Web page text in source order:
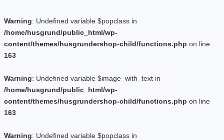
Warning: Undefined variable $popclass in
/home/husgrund/public_html/wp-
content/themes/husgrundershop-child/functions.php on line
163
Warning: Undefined variable $image_with_text in
/home/husgrund/public_html/wp-
content/themes/husgrundershop-child/functions.php on line
163
Warning: Undefined variable $popclass in